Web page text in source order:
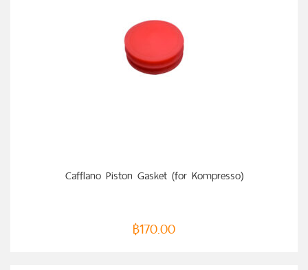
Cafflano Piston Gasket (for Kompresso)
฿170.00